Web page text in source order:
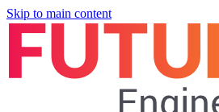
Skip to main content